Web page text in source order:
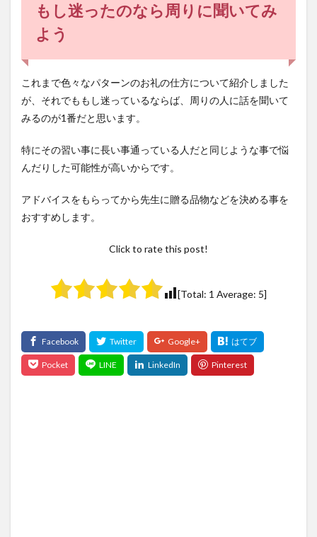
もし迷ったのなら周りに聞いてみ
よう
これまで色々なパターンのお礼の仕方について紹介しました
が、それでももし迷っているならば、周りの人に話を聞いて
みるのが1番だと思います。
特にその習い事に長い事通っている人だと同じような事で悩
んだりした可能性が高いからです。
アドバイスをもらってから先生に贈る品物などを決める事を
おすすめします。
Click to rate this post!
[Total: 1 Average: 5]